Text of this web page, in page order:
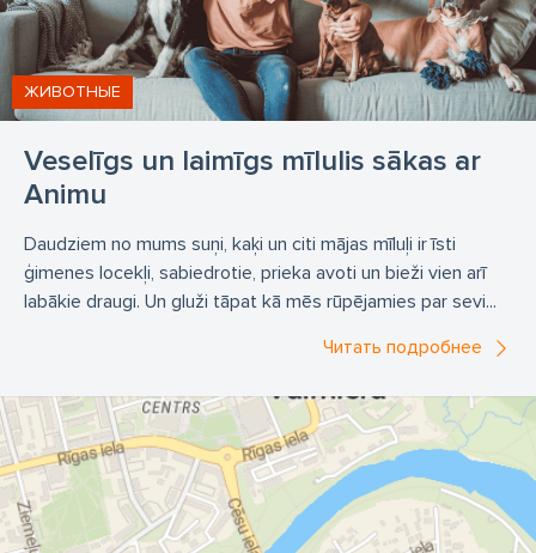
Veselīgs un laimīgs mīlulis sākas ar
Animu
ЖИВОТНЫЕ
Daudziem no mums suņi, kaķi un citi mājas mīluļi ir īsti
ģimenes locekļi, sabiedrotie, prieka avoti un bieži vien arī
labākie draugi. Un gluži tāpat kā mēs rūpējamies par sevi...
Читать подробнее